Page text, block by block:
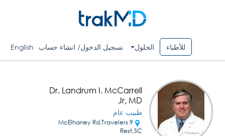
للأطباء الحلول تسجيل الدخول/ انشاء حساب English
Dr. Landrum I. McCarrell
Jr, MD
طبيب عام
9 McElhaney Rd,Travelers
Rest,SC